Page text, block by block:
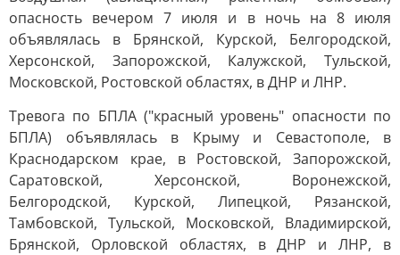
опасность вечером 7 июля и в ночь на 8 июля
объявлялась в Брянской, Курской, Белгородской,
Херсонской, Запорожской, Калужской, Тульской,
Московской, Ростовской областях, в ДНР и ЛНР.
Тревога по БПЛА ("красный уровень" опасности по
БПЛА) объявлялась в Крыму и Севастополе, в
Краснодарском крае, в Ростовской, Запорожской,
Саратовской, Херсонской, Воронежской,
Белгородской, Курской, Липецкой, Рязанской,
Тамбовской, Тульской, Московской, Владимирской,
Брянской, Орловской областях, в ДНР и ЛНР, в